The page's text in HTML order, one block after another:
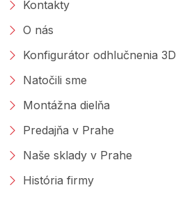
Kontakty
O nás
Konfigurátor odhlučnenia 3D
Natočili sme
Montážna dielňa
Predajňa v Prahe
Naše sklady v Prahe
História firmy